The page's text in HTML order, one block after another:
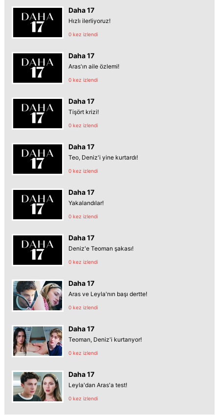
Daha 17
Hızlı ilerliyoruz!
0 kez izlendi
Daha 17
Aras'ın aile özlemi!
0 kez izlendi
Daha 17
Tişört krizi!
0 kez izlendi
Daha 17
Teo, Deniz'i yine kurtardı!
0 kez izlendi
Daha 17
Yakalandılar!
0 kez izlendi
Daha 17
Deniz'e Teoman şakası!
0 kez izlendi
Daha 17
Aras ve Leyla'nın başı dertte!
0 kez izlendi
Daha 17
Teoman, Deniz'i kurtarıyor!
0 kez izlendi
Daha 17
Leyla'dan Aras'a test!
0 kez izlendi